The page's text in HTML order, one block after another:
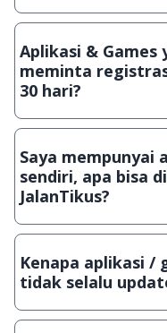
Ya, JalanTikus selalu
suatu aplikasi atau
terbebas dari virus.
Aplikasi & Games
meminta
30 hari?
Meskipun dibagikan
hanya bisa digunakan
ingin lanjut
aslinya.
Saya mempunyai
sendiri, apa bisa
JalanTikus?
Tentu saja bisa.
Lampiran File instalasi /
Kenapa aplikasi /
tidak selalu
Demi menjaga kualitas